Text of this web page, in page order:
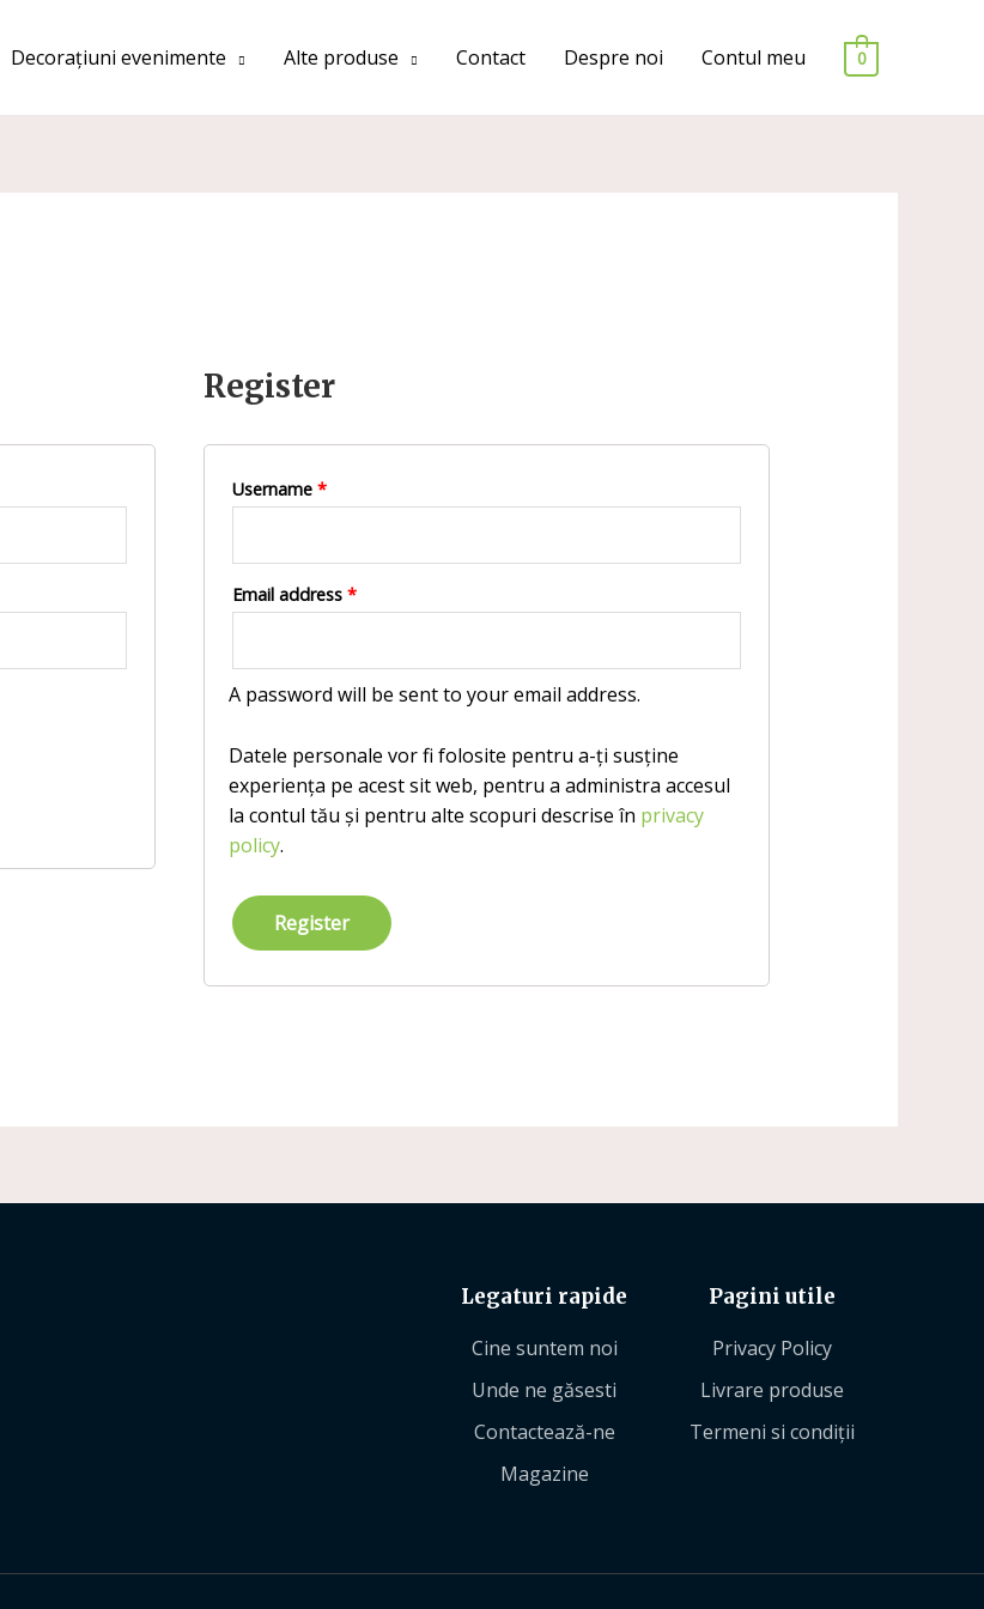
Decorațiuni evenimente Alte produse Contact Despre noi Contul meu 0
Register
Username *
Email address *
A password will be sent to your email address.
Datele personale vor fi folosite pentru a-ți susține
experiența pe acest sit web, pentru a administra accesul
la contul tău și pentru alte scopuri descrise în privacy
policy.
Register
Legaturi rapide
Cine suntem noi
Unde ne găsesti
Contactează-ne
Magazine
Pagini utile
Privacy Policy
Livrare produse
Termeni si condiții